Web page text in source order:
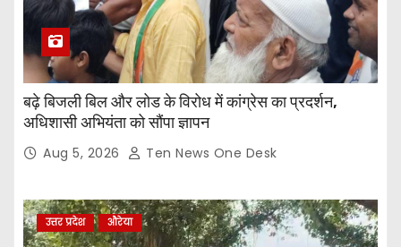
बढ़े बिजली बिल और लोड के विरोध में कांग्रेस का प्रदर्शन,
अधिशासी अभियंता को सौंपा ज्ञापन
Aug 5, 2026 Ten News One Desk
उत्तर प्रदेश औरेया